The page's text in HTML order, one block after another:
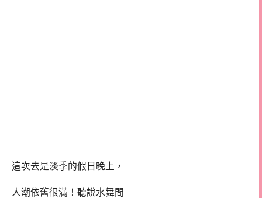
這次去是淡季的假日晚上，
人潮依舊很滿！聽說水舞間